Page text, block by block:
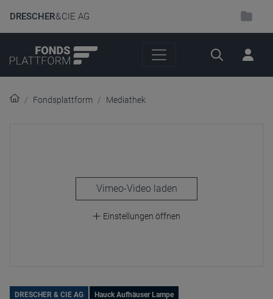
DRESCHER& CIE AG
Suche
Fondsplattform Mediathek
laden
Einstellungen öffnen
DRESCHER & CIE AG Hauck Aufhäuser Lampe